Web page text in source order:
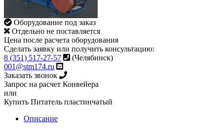
Оборудование под заказ
Отдельно не поставляется
Цена после расчета оборудования
Сделать заявку или получить консультацию:
8 (351) 517-27-57
(Челябинск)
001@stm174.ru
Заказать звонок
Запрос на расчет Конвейера
или
Купить Питатель пластинчатый
Описание